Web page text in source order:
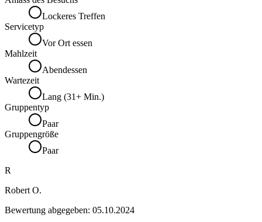
Lockeres Treffen
Servicetyp
Vor Ort essen
Mahlzeit
Abendessen
Wartezeit
Lang (31+ Min.)
Gruppentyp
Paar
Gruppengröße
Paar
R
Robert O.
Bewertung abgegeben: 05.10.2024